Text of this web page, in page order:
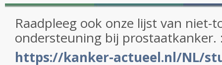
Raadpleeg ook onze lijst van niet-
ondersteuning bij
https://kanker-actueel.nl/NL/